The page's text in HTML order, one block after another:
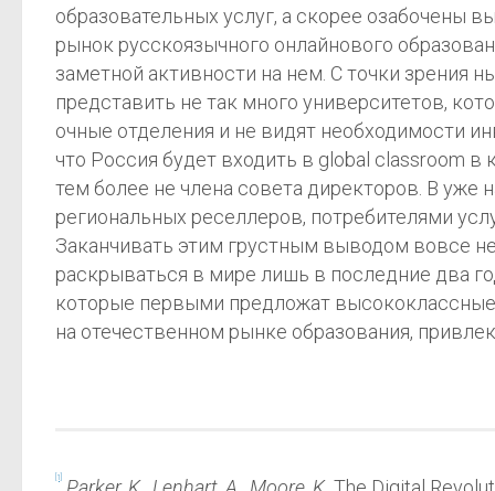
образовательных услуг, а скорее озабочены
рынок русскоязычного онлайнового
заметной активности на нем. С точки зрения
представить не так много университетов,
очные отделения и не видят необходимости
что Россия будет входить в global classroom
тем более не члена совета директоров. В уже
региональных реселлеров, потребителями
Заканчивать этим грустным выводом вовсе
раскрываться в мире лишь в последние два
которые первыми предложат
на отечественном рынке образования,
[1]